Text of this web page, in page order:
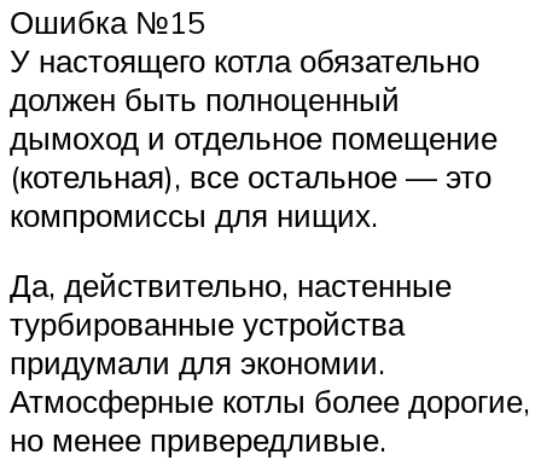
Ошибка №15
У настоящего котла обязательно
должен быть полноценный
дымоход и отдельное помещение
(котельная), все остальное — это
компромиссы для нищих.
Да, действительно, настенные
турбированные устройства
придумали для экономии.
Атмосферные котлы более дорогие,
но менее привередливые.